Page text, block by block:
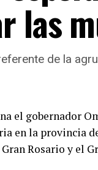
las
de la
el gobernador
en la provincia
Rosario y el